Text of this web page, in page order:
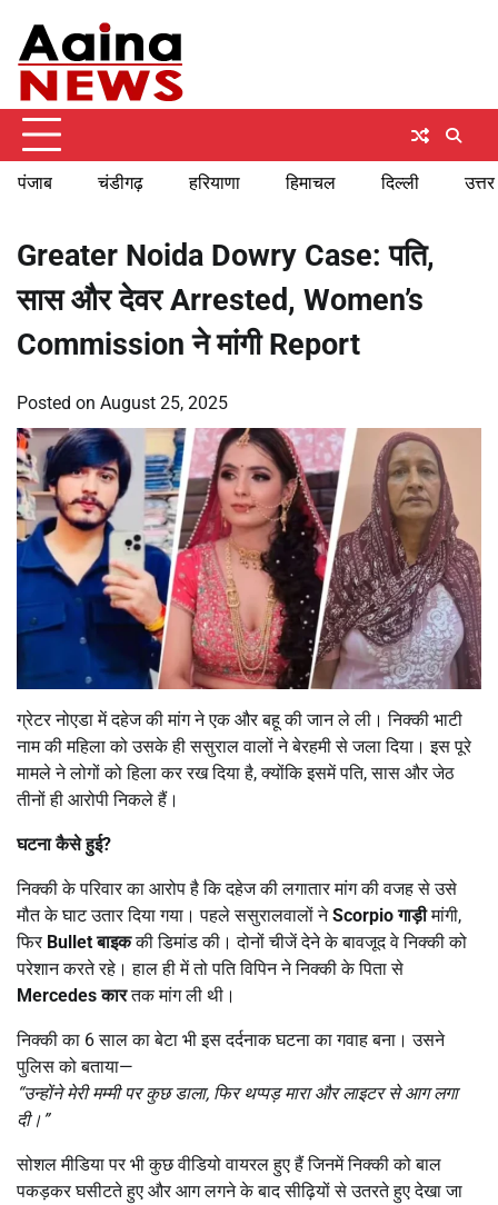
content
पंजाब चंडीगढ़ हरियाणा हिमाचल दिल्ली
Greater Noida Dowry Case: पति,
सास और देवर Arrested, Women’s
Commission ने मांगी Report
Posted on August 25, 2025
ग्रेटर नोएडा में दहेज की मांग ने एक और बहू की जान ले ली। निक्की भाटी
नाम की महिला को उसके ही ससुराल वालों ने बेरहमी से जला दिया। इस पूरे
मामले ने लोगों को हिला कर रख दिया है, क्योंकि इसमें पति, सास और जेठ
तीनों ही आरोपी निकले हैं।
घटना कैसे हुई?
निक्की के परिवार का आरोप है कि दहेज की लगातार मांग की वजह से उसे
मौत के घाट उतार दिया गया। पहले ससुरालवालों नेScorpioगाड़ीमांगी,
फिर Bulletबाइककी डिमांड की। दोनों चीजें देने के बावजूद वे निक्की को
परेशान करते रहे। हाल ही में तो पति विपिन ने निक्की के पिता से
Mercedesकारतक मांग ली थी।
निक्की का 6 साल का बेटा भी इस दर्दनाक घटना का गवाह बना। उसने
पुलिस को बताया—
“उन्होंने मेरी मम्मी पर कुछ डाला, फिर थप्पड़ मारा और लाइटर से आग लगा
दी।”
सोशल मीडिया पर भी कुछ वीडियो वायरल हुए हैं जिनमें निक्की को बाल
पकड़कर घसीटते हुए और आग लगने के बाद सीढ़ियों से उतरते हुए देखा जा